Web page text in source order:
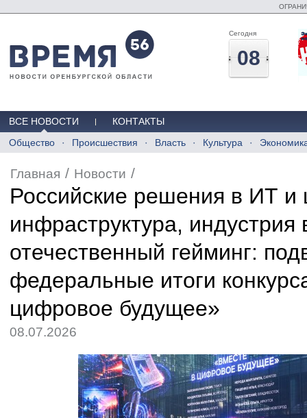
Сегодня
08
ВСЕ НОВОСТИ
КОНТАКТЫ
Общество
Происшествия Власть Культура
Главная / Новости /
Российские решения в ИТ и
инфраструктура, индустрия
отечественный гейминг:
федеральные итоги
цифровое будущее»
08.07.2026